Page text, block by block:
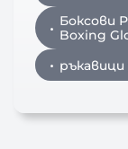
Боксови
Boxing
ръкавици